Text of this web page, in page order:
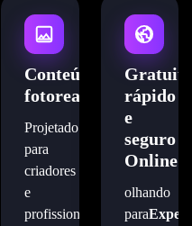
Conteúdo
fotorealista
Projetado
para
criadores
e
profissionais
rápido
e
seguro
Online
olhando
para